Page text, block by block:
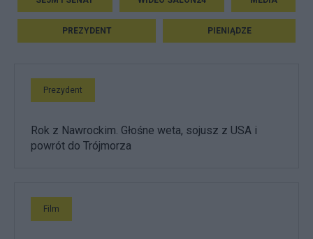
PREZYDENT PIENIĄDZE
Prezydent
Rok z Nawrockim. Głośne weta, sojusz z USA i
powrót do Trójmorza
Film